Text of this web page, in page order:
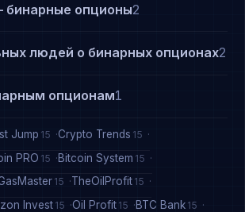
бинарные опционы2
людей о бинарных опционах2
опционам1
Jump 15 Crypto Trends 15
PRO 15 Bitcoin System 15
15 TheOilProfit 15
Invest 15 Oil Profit 15 BTC Bank 15